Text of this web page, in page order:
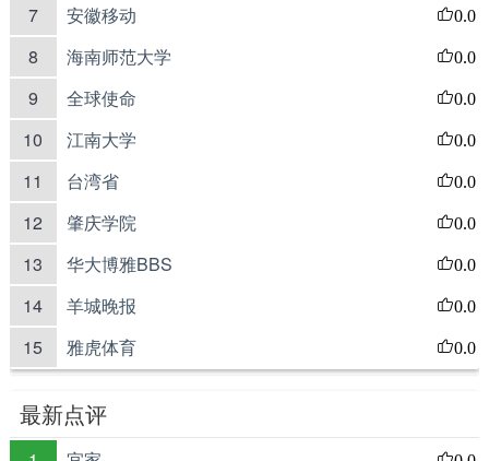
7 安徽移动 0.0
8 海南师范大学 0.0
9 全球使命 0.0
10 江南大学 0.0
11 台湾省 0.0
12 肇庆学院 0.0
13 华大博雅BBS 0.0
14 羊城晚报 0.0
15 雅虎体育 0.0
最新点评